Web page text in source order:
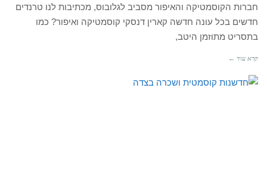
חברות הקוסמטיקה והאיפור מסביב לגלובוס, מכתיבות לנו טרנדים
חדשים בכל עונה חדשה קארין דנסקי קוסמטיקה ואיפור? כמו
בתסריט מתוזמן היטב,
קרא עוד ←